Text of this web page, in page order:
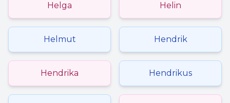
Helga Helin
Helmut Hendrik
Hendrika Hendrikus